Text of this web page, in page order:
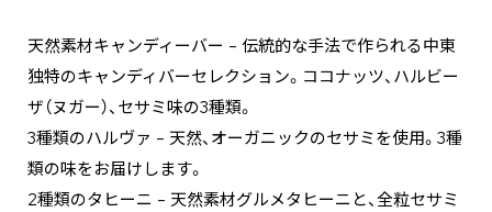
天然素材キャンディーバー – 伝統的な手法で作られる中東
独特のキャンディバーセレクション。ココナッツ、ハルビー
ザ（ヌガー）、セサミ味の3種類。
3種類のハルヴァ – 天然、オーガニックのセサミを使用。3種
類の味をお届けします。
2種類のタヒーニ – 天然素材グルメタヒーニと、全粒セサミ